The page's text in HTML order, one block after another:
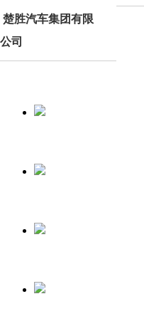
楚胜汽车集团有限
公司
产品分类